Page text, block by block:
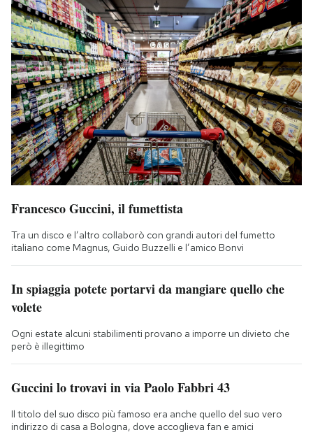
Francesco Guccini, il fumettista
Tra un disco e l’altro collaborò con grandi autori del fumetto
italiano come Magnus, Guido Buzzelli e l’amico Bonvi
In spiaggia potete portarvi da mangiare quello che
volete
Ogni estate alcuni stabilimenti provano a imporre un divieto che
però è illegittimo
Guccini lo trovavi in via Paolo Fabbri 43
Il titolo del suo disco più famoso era anche quello del suo vero
indirizzo di casa a Bologna, dove accoglieva fan e amici